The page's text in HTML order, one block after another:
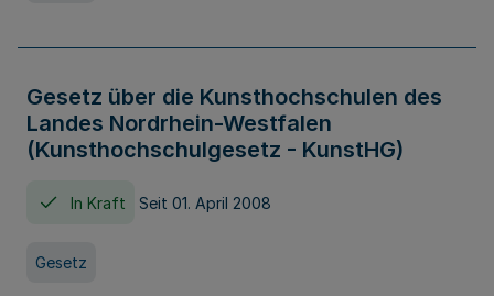
Gesetz über die Kunsthochschulen des
Landes Nordrhein-Westfalen
(Kunsthochschulgesetz - KunstHG)
In Kraft Seit 01. April 2008
Gesetz